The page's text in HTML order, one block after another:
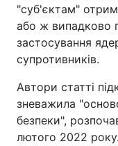
"суб'єктам"
або ж випадково
застосування
супротивників.
Автори статті
зневажила
безпеки",
лютого 2022